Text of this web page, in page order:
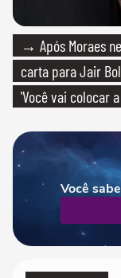
→ Após Moraes
carta para Jair
'Você vai colocar
Você